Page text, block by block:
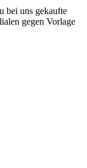
bei uns gekaufte
gegen Vorlage